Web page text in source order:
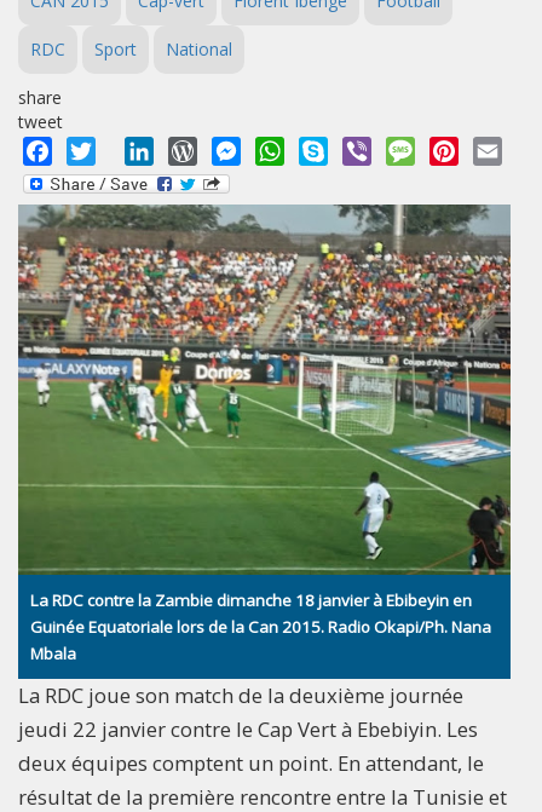
RDC Sport National
share
tweet
Facebook
Twitter LinkedInWordPressMessengerWhatsApp
Skype Viber MessagePinterest
La RDC contre la Zambie dimanche 18 janvier à Ebibeyin en
Guinée Equatoriale lors de la Can 2015. Radio Okapi/Ph. Nana
Mbala
La RDC joue son match de la deuxième journée
jeudi 22 janvier contre le Cap Vert à Ebebiyin. Les
deux équipes comptent un point. En attendant, le
résultat de la première rencontre entre la Tunisie et